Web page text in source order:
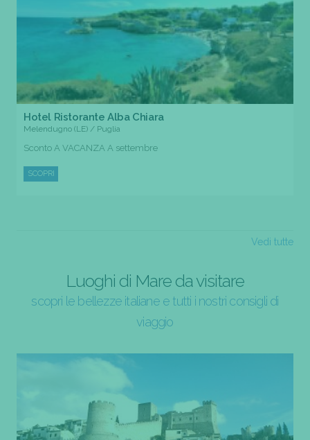
Hotel Ristorante Alba Chiara
Melendugno (LE) / Puglia
Sconto A VACANZA A settembre
SCOPRI
Vedi tutte
Luoghi di Mare da visitare
scopri le bellezze italiane e tutti i nostri consigli di
viaggio